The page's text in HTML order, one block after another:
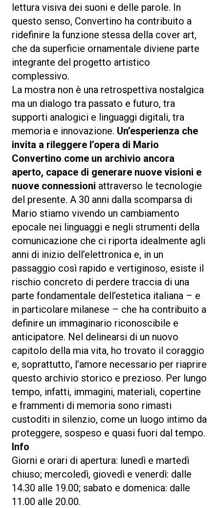
lettura visiva dei suoni e delle parole. In
questo senso, Convertino ha contribuito a
ridefinire la funzione stessa della cover art,
che da superficie ornamentale diviene parte
integrante del progetto artistico
complessivo.
La mostra non è una retrospettiva nostalgica
ma un dialogo tra passato e futuro, tra
supporti analogici e linguaggi digitali, tra
memoria e innovazione. Un’esperienza che
invita a rileggere l’opera di Mario
Convertino come un archivio ancora
aperto, capace di generare nuove visioni e
nuove connessioni attraverso le tecnologie
del presente. A 30 anni dalla scomparsa di
Mario stiamo vivendo un cambiamento
epocale nei linguaggi e negli strumenti della
comunicazione che ci riporta idealmente agli
anni di inizio dell’elettronica e, in un
passaggio così rapido e vertiginoso, esiste il
rischio concreto di perdere traccia di una
parte fondamentale dell’estetica italiana – e
in particolare milanese – che ha contribuito a
definire un immaginario riconoscibile e
anticipatore. Nel delinearsi di un nuovo
capitolo della mia vita, ho trovato il coraggio
e, soprattutto, l’amore necessario per riaprire
questo archivio storico e prezioso. Per lungo
tempo, infatti, immagini, materiali, copertine
e frammenti di memoria sono rimasti
custoditi in silenzio, come un luogo intimo da
proteggere, sospeso e quasi fuori dal tempo.
Info
Giorni e orari di apertura: lunedì e martedì
chiuso; mercoledì, giovedì e venerdì: dalle
14.30 alle 19.00; sabato e domenica: dalle
11.00 alle 20.00.